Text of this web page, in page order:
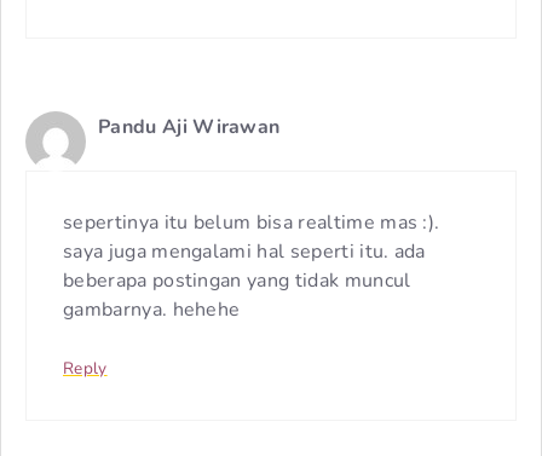
Pandu Aji Wirawan
sepertinya itu belum bisa realtime mas :).
saya juga mengalami hal seperti itu. ada
beberapa postingan yang tidak muncul
gambarnya. hehehe
Reply